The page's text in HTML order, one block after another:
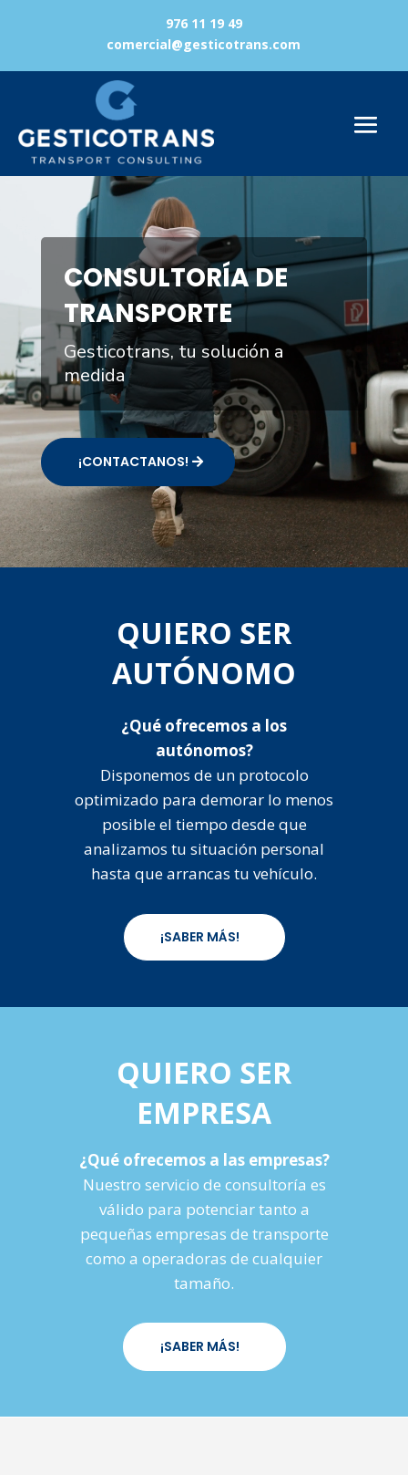
976 11 19 49
comercial@gesticotrans.com
CONSULTORÍA DE
TRANSPORTE
Gesticotrans, tu solución a
medida
¡CONTACTANOS!
QUIERO SER
AUTÓNOMO
¿Qué ofrecemos a los
autónomos?
Disponemos de un protocolo
optimizado para demorar lo menos
posible el tiempo desde que
analizamos tu situación personal
hasta que arrancas tu vehículo.
¡SABER MÁS!
QUIERO SER
EMPRESA
¿Qué ofrecemos a las empresas?
Nuestro servicio de consultoría es
válido para potenciar tanto a
pequeñas empresas de transporte
como a operadoras de cualquier
tamaño.
¡SABER MÁS!